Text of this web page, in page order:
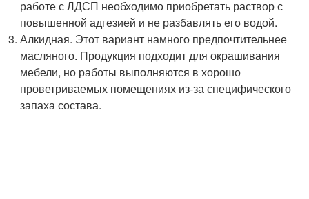
работе с ЛДСП необходимо приобретать раствор с
повышенной адгезией и не разбавлять его водой.
Алкидная. Этот вариант намного предпочтительнее
масляного. Продукция подходит для окрашивания
мебели, но работы выполняются в хорошо
проветриваемых помещениях из-за специфического
запаха состава.